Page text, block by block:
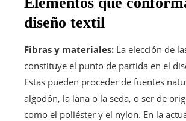
diseño textil
Fibras y materiales: La elección de
constituye el punto de partida en el
Estas pueden proceder de fuentes
algodón, la lana o la seda, o ser de
como el poliéster y el nylon. En la